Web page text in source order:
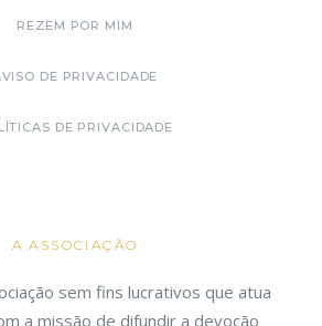
REZEM POR MIM
DE PRIVACIDADE
DE PRIVACIDADE
A ASSOCIAÇÃO
sem fins lucrativos que atua
a missão de difundir a devoção